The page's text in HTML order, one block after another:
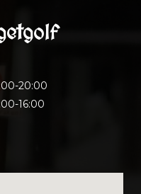
20:00
16:00